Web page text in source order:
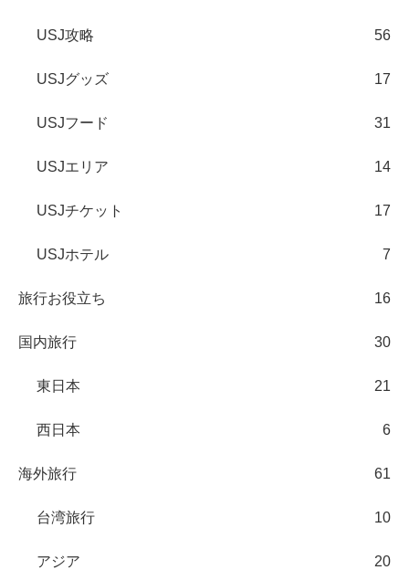
USJ攻略 56
USJグッズ 17
USJフード 31
USJエリア 14
USJチケット 17
USJホテル 7
旅行お役立ち 16
国内旅行 30
東日本 21
西日本 6
海外旅行 61
台湾旅行 10
アジア 20